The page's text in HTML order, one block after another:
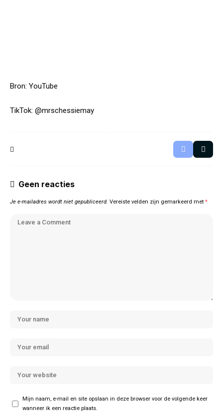
Bron: YouTube
TikTok: @mrschessiemay
Geen reacties
Je e-mailadres wordt niet gepubliceerd. Vereiste velden zijn gemarkeerd met *
Mijn naam, e-mail en site opslaan in deze browser voor de volgende keer
wanneer ik een reactie plaats.